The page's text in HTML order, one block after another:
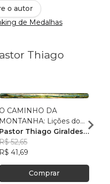
o autor
de Medalhas
Thiago
O CAMINHO DA
MONTANHA: Lições do
Sermão de Jesus
Pastor Thiago Giraldes
52,65
R$ 41,69
Comprar
O
no